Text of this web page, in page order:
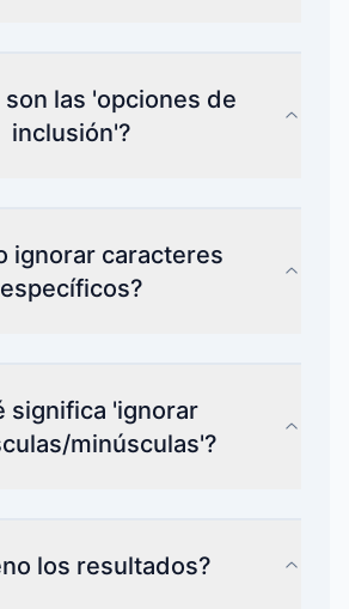
son las 'opciones de
inclusión'?
ignorar caracteres
específicos?
significa 'ignorar
minúsculas'?
los resultados?